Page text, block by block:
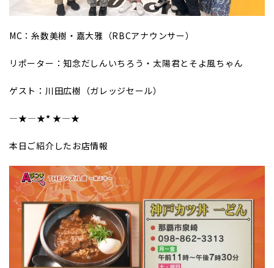
MC：糸数美樹・嘉大雅（RBCアナウンサー）
リポーター：知念だしんいちろう・太陽君とそよ風ちゃん
ゲスト：川田広樹（ガレッジセール）
―★――――★* ★――――★
本日ご紹介したお店情報